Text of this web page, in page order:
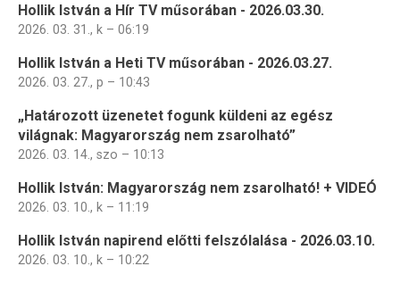
Hollik István a Hír TV műsorában - 2026.03.30.
2026. 03. 31., k – 06:19
Hollik István a Heti TV műsorában - 2026.03.27.
2026. 03. 27., p – 10:43
„Határozott üzenetet fogunk küldeni az egész
világnak: Magyarország nem zsarolható”
2026. 03. 14., szo – 10:13
Hollik István: Magyarország nem zsarolható! + VIDEÓ
2026. 03. 10., k – 11:19
Hollik István napirend előtti felszólalása - 2026.03.10.
2026. 03. 10., k – 10:22